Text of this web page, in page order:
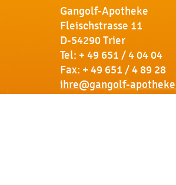
Gangolf-Apotheke
Fleischstrasse 11
D-54290 Trier
Tel: + 49 651 / 4 04 04
Fax: + 49 651 / 4 89 28
ihre@gangolf-